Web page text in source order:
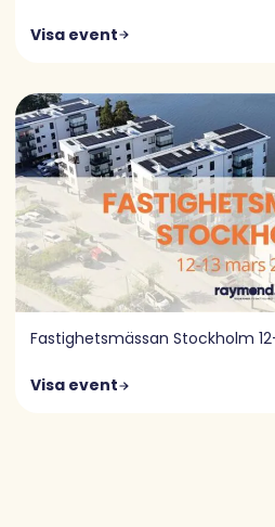
Visa event
Fastighetsmässan Stockholm
Visa event